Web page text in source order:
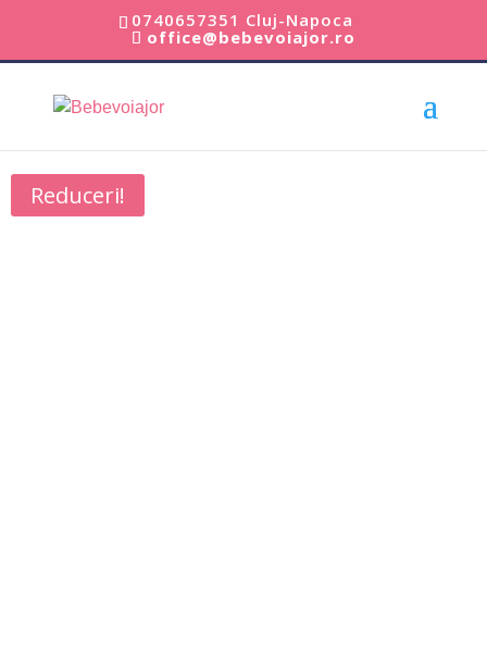
0740657351 Cluj-Napoca
office@bebevoiajor.ro
/Scaune Auto Copii
/ Scaun Auto Copii Rear Facing
Reduceri!